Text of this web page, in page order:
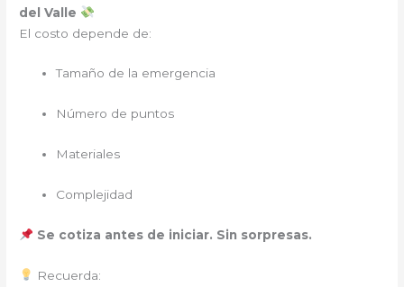
del Valle
El costo depende de:
Tamaño de la emergencia
Número de puntos
Materiales
Complejidad
Se cotiza antes de iniciar. Sin sorpresas.
Recuerda: